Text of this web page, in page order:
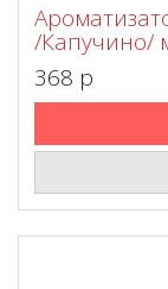
/Капучино/
368 p